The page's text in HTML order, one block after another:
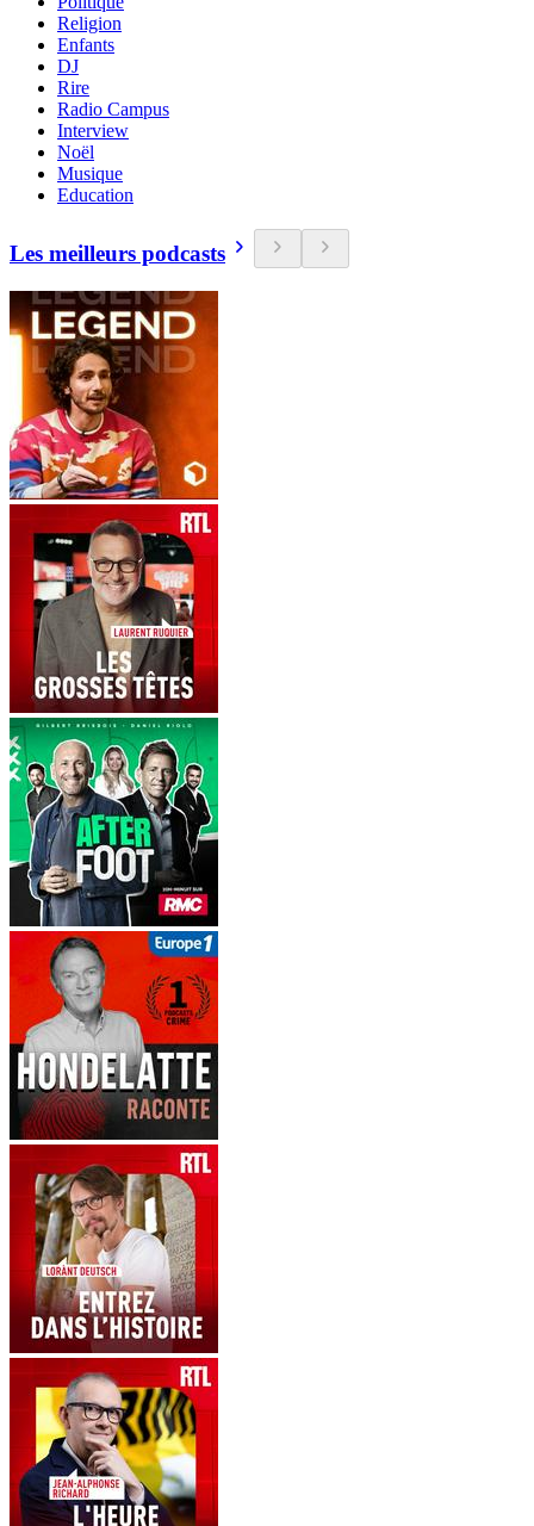
Religion
Enfants
DJ
Rire
Radio Campus
Interview
Noël
Musique
Education
Les meilleurs podcasts